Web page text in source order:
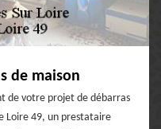
de maison
de votre projet de débarras
Loire 49, un prestataire